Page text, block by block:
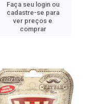
Faça seu login ou
cadastre-se para
ver preços e
comprar